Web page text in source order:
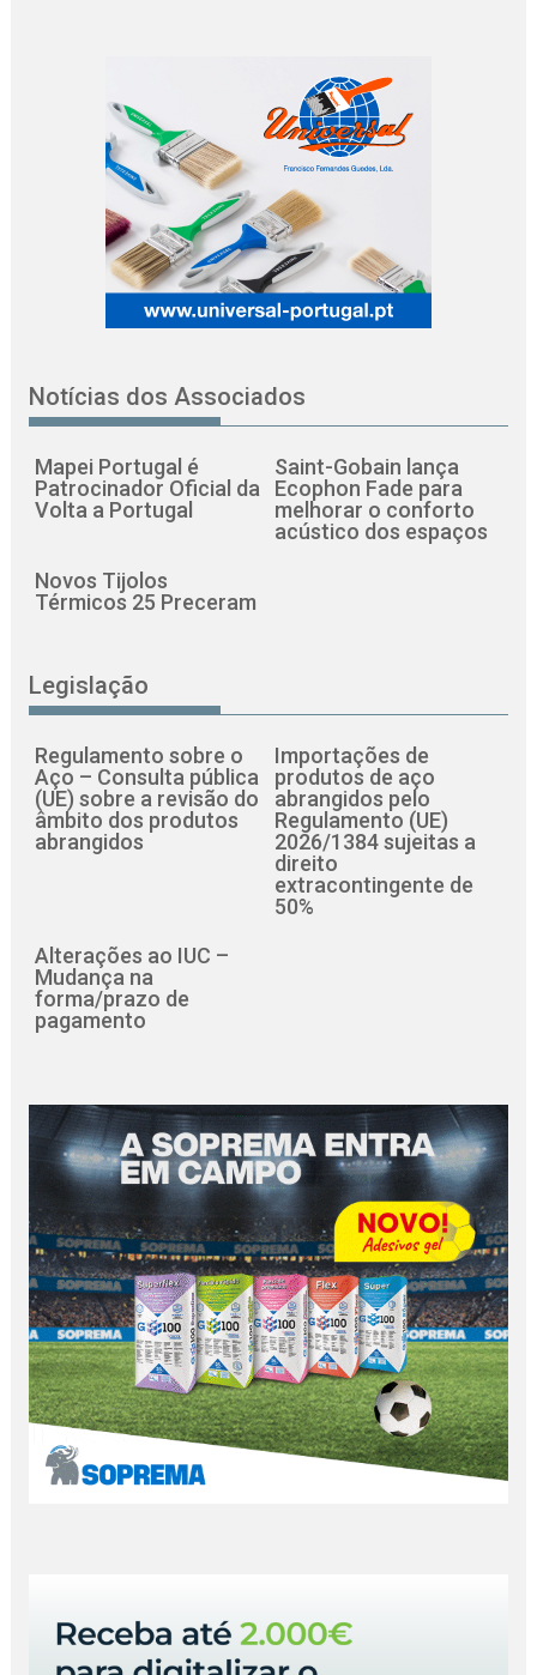
Notícias dos Associados
Mapei Portugal é
Patrocinador Oficial da
Volta a Portugal
Saint-Gobain lança
Ecophon Fade para
melhorar o conforto
acústico dos espaços
Novos Tijolos
Térmicos 25 Preceram
Legislação
Regulamento sobre o
Aço – Consulta pública
(UE) sobre a revisão do
âmbito dos produtos
abrangidos
Importações de
produtos de aço
abrangidos pelo
Regulamento (UE)
2026/1384 sujeitas a
direito
extracontingente de
50%
Alterações ao IUC –
Mudança na
forma/prazo de
pagamento